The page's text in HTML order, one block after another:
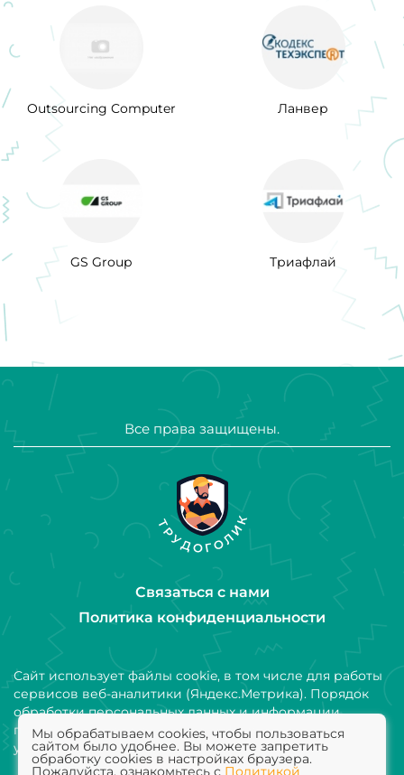
Outsourcing Computer Ланвер
GS Group Триафлай
Все права защищены.
Связаться с нами
Политика конфиденциальности
Сайт использует файлы cookie, в том числе для работы
сервисов веб-аналитики (Яндекс.Метрика). Порядок
обработки персональных данных и информации,
получаемой с использованием файлов cookie,
установлен Политикой конфиденциальности
Мы обрабатываем cookies, чтобы пользоваться
сайтом было удобнее. Вы можете запретить
обработку cookies в настройках браузера.
Пожалуйста, ознакомьтесь с Политикой